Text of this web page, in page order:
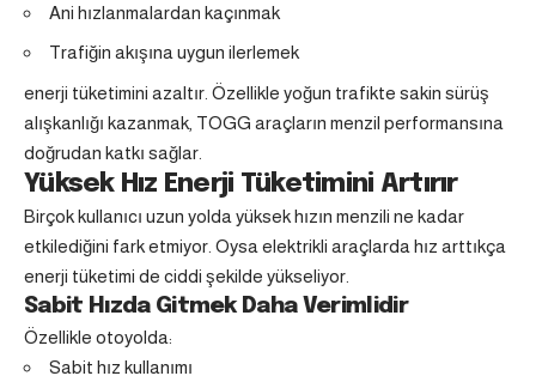
Ani hızlanmalardan kaçınmak
Trafiğin akışına uygun ilerlemek
enerji tüketimini azaltır. Özellikle yoğun trafikte sakin sürüş
alışkanlığı kazanmak, TOGG araçların menzil performansına
doğrudan katkı sağlar.
Yüksek Hız Enerji Tüketimini Artırır
Birçok kullanıcı uzun yolda yüksek hızın menzili ne kadar
etkilediğini fark etmiyor. Oysa elektrikli araçlarda hız arttıkça
enerji tüketimi de ciddi şekilde yükseliyor.
Sabit Hızda Gitmek Daha Verimlidir
Özellikle otoyolda:
Sabit hız kullanımı